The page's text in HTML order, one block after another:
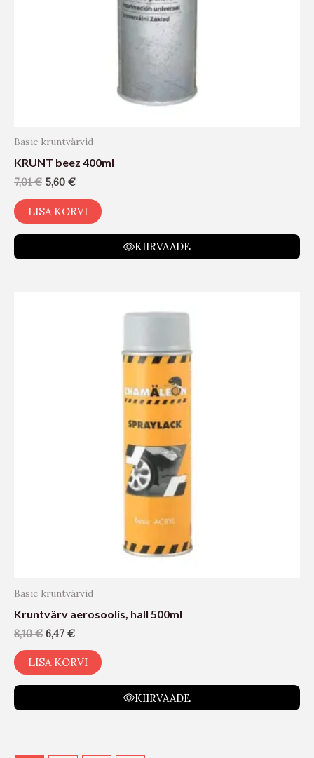
Basic kruntvärvid
KRUNT beez 400ml
7,01€ 5,60 €
LISA KORVI
KIIRVAADE
Basic kruntvärvid
Kruntvärv aerosoolis, hall 500ml
8,10€ 6,47 €
LISA KORVI
KIIRVAADE